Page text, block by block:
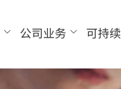
公司业务 可持